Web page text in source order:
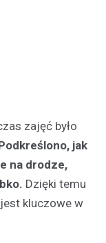
zajęć było
jak
na drodze,
Dzięki temu
kluczowe w